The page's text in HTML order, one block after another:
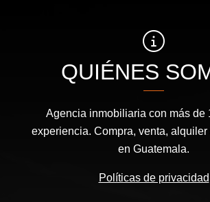
QUIÉNES
Agencia inmobiliaria con más de
experiencia. Compra, venta,
en Guatemala.
Políticas de privacidad